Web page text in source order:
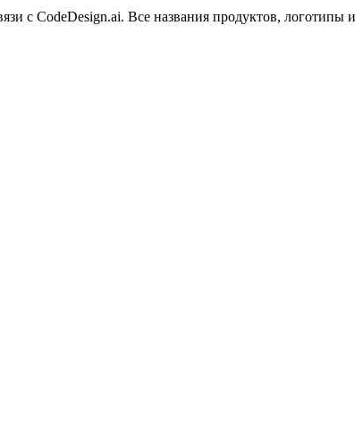
с CodeDesign.ai. Все названия продуктов, логотипы и